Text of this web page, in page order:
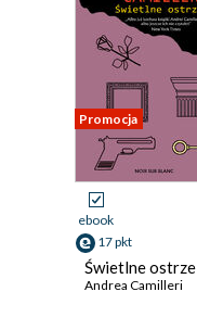
Promocja
ebook
17 pkt
Świetlne ostrze
Andrea Camilleri